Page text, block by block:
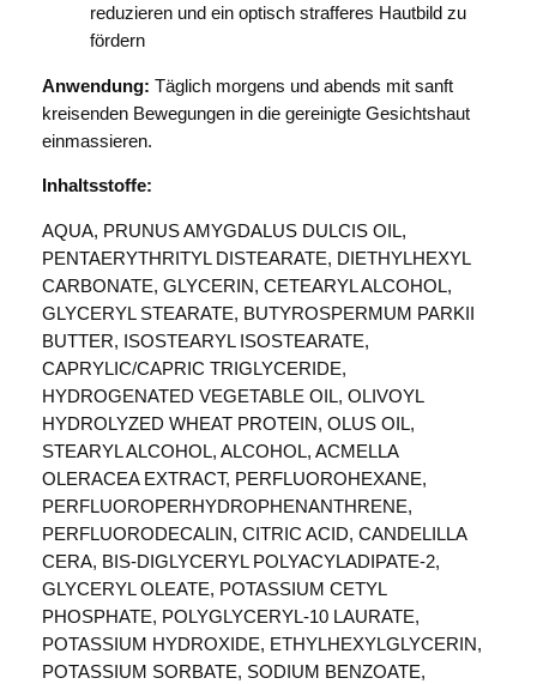
reduzieren und ein optisch strafferes Hautbild zu
fördern
Anwendung: Täglich morgens und abends mit sanft
kreisenden Bewegungen in die gereinigte Gesichtshaut
einmassieren.
Inhaltsstoffe:
AQUA, PRUNUS AMYGDALUS DULCIS OIL,
PENTAERYTHRITYL DISTEARATE, DIETHYLHEXYL
CARBONATE, GLYCERIN, CETEARYL ALCOHOL,
GLYCERYL STEARATE, BUTYROSPERMUM PARKII
BUTTER, ISOSTEARYL ISOSTEARATE,
CAPRYLIC/CAPRIC TRIGLYCERIDE,
HYDROGENATED VEGETABLE OIL, OLIVOYL
HYDROLYZED WHEAT PROTEIN, OLUS OIL,
STEARYL ALCOHOL, ALCOHOL, ACMELLA
OLERACEA EXTRACT, PERFLUOROHEXANE,
PERFLUOROPERHYDROPHENANTHRENE,
PERFLUORODECALIN, CITRIC ACID, CANDELILLA
CERA, BIS-DIGLYCERYL POLYACYLADIPATE-2,
GLYCERYL OLEATE, POTASSIUM CETYL
PHOSPHATE, POLYGLYCERYL-10 LAURATE,
POTASSIUM HYDROXIDE, ETHYLHEXYLGLYCERIN,
POTASSIUM SORBATE, SODIUM BENZOATE,